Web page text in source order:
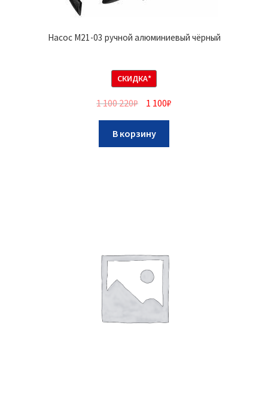
Насос M21-03 ручной алюминиевый чёрный
СКИДКА*
1 100 220₽ 1 100₽
В корзину